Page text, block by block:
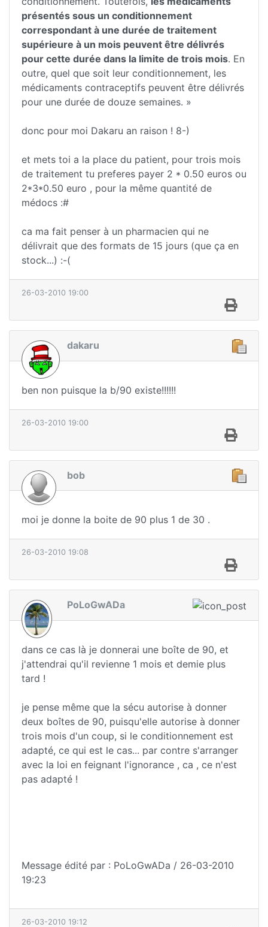
présentés sous un conditionnement
correspondant à une durée de traitement
supérieure à un mois peuvent être délivrés
pour cette durée dans la limite de trois mois. En
outre, quel que soit leur conditionnement, les
médicaments contraceptifs peuvent être délivrés
pour une durée de douze semaines. »
donc pour moi Dakaru an raison ! 8-)
et mets toi a la place du patient, pour trois mois
de traitement tu preferes payer 2 * 0.50 euros ou
2*3*0.50 euro , pour la même quantité de
médocs :#
ca ma fait penser à un pharmacien qui ne
délivrait que des formats de 15 jours (que ça en
stock...) :-(
26-03-2010 19:00
dakaru
ben non puisque la b/90 existe!!!!!!
26-03-2010 19:00
bob
moi je donne la boite de 90 plus 1 de 30 .
26-03-2010 19:08
PoLoGwADa
dans ce cas là je donnerai une boîte de 90, et
j'attendrai qu'il revienne 1 mois et demie plus
tard !
je pense même que la sécu autorise à donner
deux boîtes de 90, puisqu'elle autorise à donner
trois mois d'un coup, si le conditionnement est
adapté, ce qui est le cas... par contre s'arranger
avec la loi en feignant l'ignorance , ca , ce n'est
pas adapté !
Message édité par : PoLoGwADa / 26-03-2010
19:23
26-03-2010 19:12